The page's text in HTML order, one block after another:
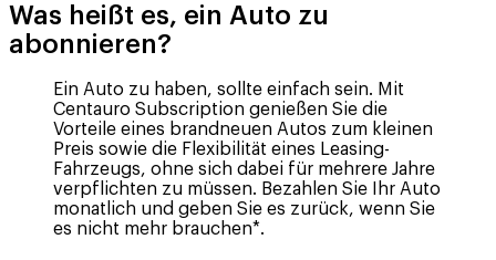
Was heißt es, ein Auto zu
abonnieren?
Ein Auto zu haben, sollte einfach sein. Mit
Centauro Subscription genießen Sie die
Vorteile eines brandneuen Autos zum kleinen
Preis sowie die Flexibilität eines Leasing-
Fahrzeugs, ohne sich dabei für mehrere Jahre
verpflichten zu müssen. Bezahlen Sie Ihr Auto
monatlich und geben Sie es zurück, wenn Sie
es nicht mehr brauchen*.